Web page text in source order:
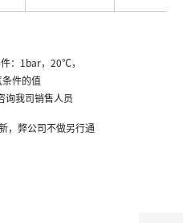
：1bar，20℃，
件的值
我司销售人员
，弊公司不做另行通